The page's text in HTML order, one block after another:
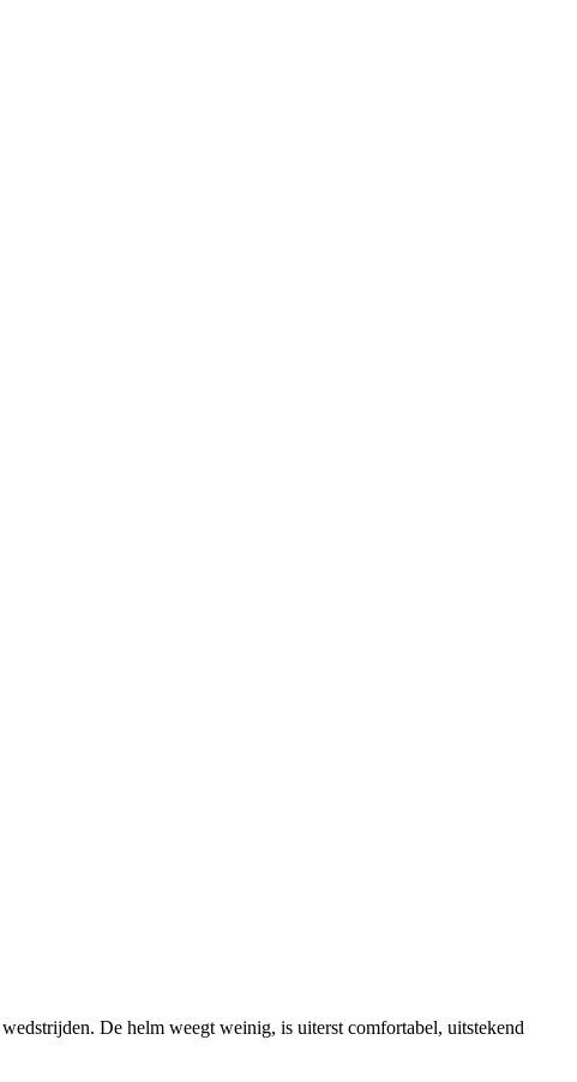
De helm weegt weinig, is uiterst comfortabel, uitstekend